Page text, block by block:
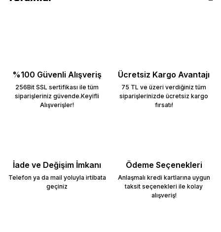
%100 Güvenli Alışveriş
256Bit SSL sertifikası ile tüm
siparişleriniz güvende.Keyifli
Alışverişler!
Ücretsiz Kargo Avantajı
75 TL ve üzeri verdiğiniz tüm
siparişlerinizde ücretsiz kargo
fırsatı!
İade ve Değişim İmkanı
Telefon ya da mail yoluyla irtibata
geçiniz
Ödeme Seçenekleri
Anlaşmalı kredi kartlarına uygun
taksit seçenekleri ile kolay
alışveriş!